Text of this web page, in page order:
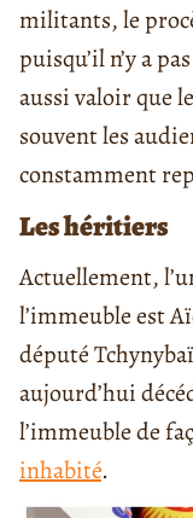
militants, le
puisqu’il n’y a
aussi valoir que
souvent les
constamment
Les héritiers
Actuellement,
l’immeuble est
député
aujourd’hui
l’immeuble de
inhabité.